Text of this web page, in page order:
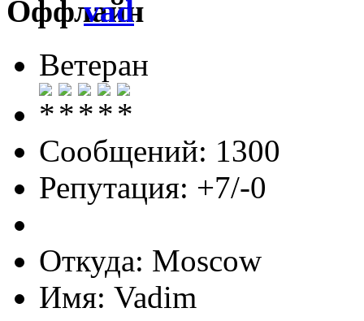
vad
Ветеран
Сообщений: 1300
Репутация: +7/-0
Откуда: Moscow
Имя: Vadim